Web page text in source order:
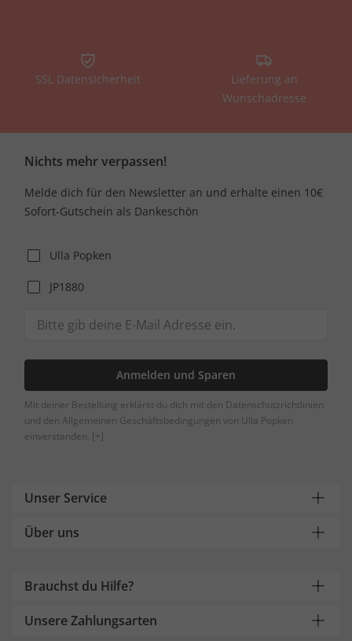
SSL Datensicherheit
Lieferung an
Wunschadresse
Nichts mehr verpassen!
Melde dich für den Newsletter an und erhalte einen 10€
Sofort-Gutschein als Dankeschön
Ulla Popken
JP1880
Anmelden und Sparen
Mit deiner Bestellung erklärst du dich mit den Datenschutzrichtlinien
und den Allgemeinen Geschäftsbedingungen von Ulla Popken
einverstanden. [+]
Unser Service
Über uns
Brauchst du Hilfe?
Unsere Zahlungsarten